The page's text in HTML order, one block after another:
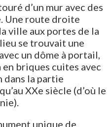
d’un mur avec des
Une route droite
ville aux portes de la
se trouvait une
un dôme à portail,
briques cuites avec
dans la partie
XXe siècle (d’où le
unique de